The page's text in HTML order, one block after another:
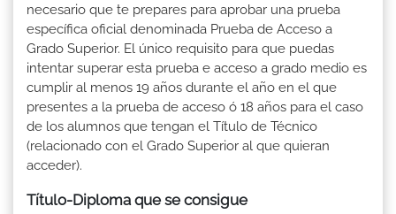
necesario que te prepares para aprobar una prueba
específica oficial denominada Prueba de Acceso a
Grado Superior. El único requisito para que puedas
intentar superar esta prueba e acceso a grado medio es
cumplir al menos 19 años durante el año en el que
presentes a la prueba de acceso ó 18 años para el caso
de los alumnos que tengan el Título de Técnico
(relacionado con el Grado Superior al que quieran
acceder).
Título-Diploma que se consigue